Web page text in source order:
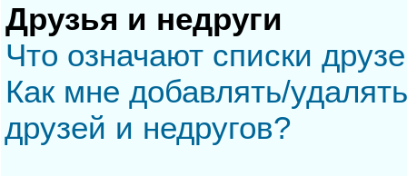
Друзья и недруги
Что означают списки
Как мне добавлять/
друзей и недругов?